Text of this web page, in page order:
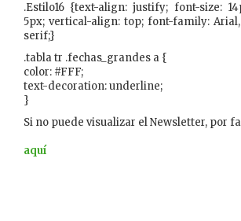
.Estilo16 {text-align: justify; font-size:
5px; vertical-align: top; font-family:
serif;}
.tabla tr .fechas_grandes a {
color: #FFF;
text-decoration: underline;
}
Si no puede visualizar el Newsletter, por
aquí